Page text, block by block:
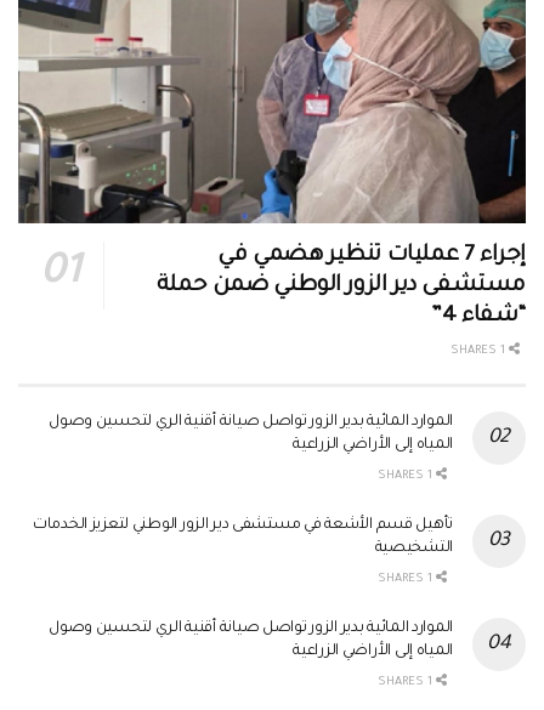
إجراء 7 عمليات تنظير هضمي في
مستشفى دير الزور الوطني ضمن حملة
“شفاء 4”
الموارد المائية بدير الزور تواصل صيانة أقنية الري لتحسين وصول
المياه إلى الأراضي الزراعية
تأهيل قسم الأشعة في مستشفى دير الزور الوطني لتعزيز الخدمات
التشخيصية
الموارد المائية بدير الزور تواصل صيانة أقنية الري لتحسين وصول
المياه إلى الأراضي الزراعية